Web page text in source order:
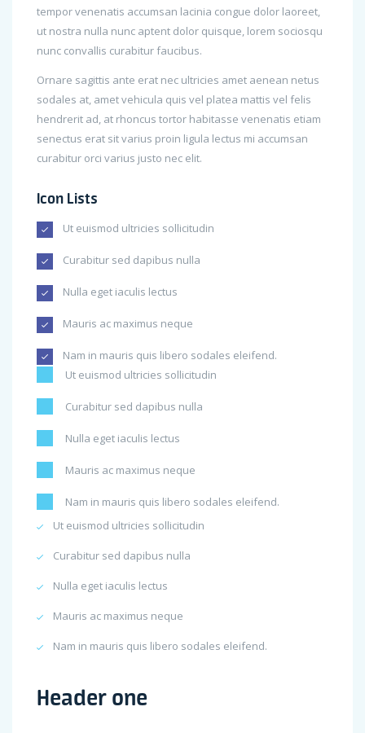
tempor venenatis accumsan lacinia congue dolor laoreet,
ut nostra nulla nunc aptent dolor quisque, lorem sociosqu
nunc convallis curabitur faucibus.
Ornare sagittis ante erat nec ultricies amet aenean netus
sodales at, amet vehicula quis vel platea mattis vel felis
hendrerit ad, at rhoncus tortor habitasse venenatis etiam
senectus erat sit varius proin ligula lectus mi accumsan
curabitur orci varius justo nec elit.
Icon Lists
Ut euismod ultricies sollicitudin
Curabitur sed dapibus nulla
Nulla eget iaculis lectus
Mauris ac maximus neque
Nam in mauris quis libero sodales eleifend.
Ut euismod ultricies sollicitudin
Curabitur sed dapibus nulla
Nulla eget iaculis lectus
Mauris ac maximus neque
Nam in mauris quis libero sodales eleifend.
Ut euismod ultricies sollicitudin
Curabitur sed dapibus nulla
Nulla eget iaculis lectus
Mauris ac maximus neque
Nam in mauris quis libero sodales eleifend.
Header one